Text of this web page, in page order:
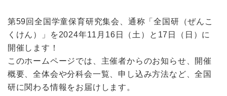
第59回全国学童保育研究集会、通称「全国研（ぜんこ
くけん）」を2024年11月16日（土）と17日（日） に
開催します！
このホームページでは、主催者からのお知らせ、開催
概要、全体会や分科会一覧、申し込み方法など、全国
研に関わる情報をお届けします。